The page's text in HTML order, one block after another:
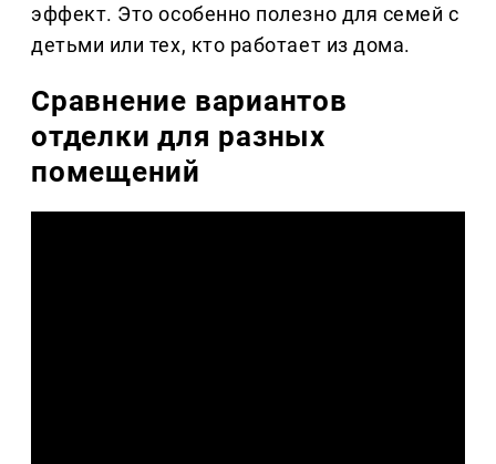
эффект. Это особенно полезно для семей с
детьми или тех, кто работает из дома.
Сравнение вариантов
отделки для разных
помещений